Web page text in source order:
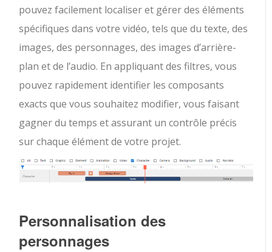
pouvez facilement localiser et gérer des éléments
spécifiques dans votre vidéo, tels que du texte, des
images, des personnages, des images d’arrière-
plan et de l’audio. En appliquant des filtres, vous
pouvez rapidement identifier les composants
exacts que vous souhaitez modifier, vous faisant
gagner du temps et assurant un contrôle précis
sur chaque élément de votre projet.
Personnalisation des
personnages